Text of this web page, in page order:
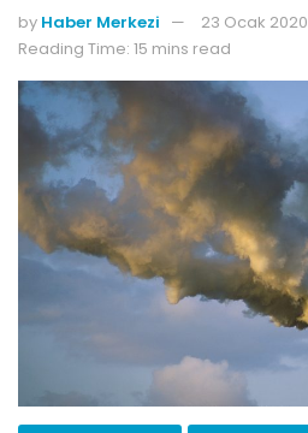
by Haber Merkezi
23 Ocak 2020
Reading Time: 15 mins read